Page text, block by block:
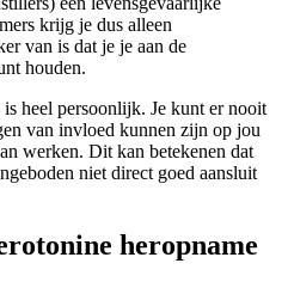
krijg je dus alleen
van is dat je je aan de
houden.
heel persoonlijk. Je kunt er nooit
van invloed kunnen zijn op jou
werken. Dit kan betekenen dat
niet direct goed aansluit
heropname